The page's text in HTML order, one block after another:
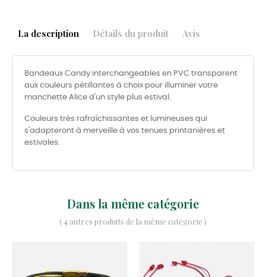
La description Détails du produit Avis
Bandeaux Candy interchangeables en PVC transparent
aux couleurs pétillantes à choix pour illuminer votre
manchette Alice d'un style plus estival.
Couleurs très rafraîchissantes et lumineuses qui
s'adapteront à merveille à vos tenues printanières et
estivales.
Dans la même catégorie
( 4 autres produits de la même catégorie )